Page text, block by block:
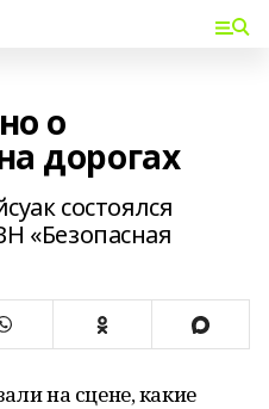
о
дорогах
состоялся
«Безопас­ная
на сцене, какие